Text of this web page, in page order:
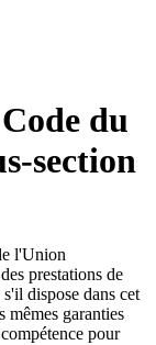
du
section
l'Union
prestations de
dispose dans cet
mêmes garanties
pour